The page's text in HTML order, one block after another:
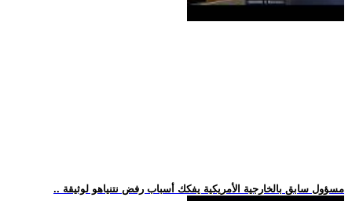
.. مسؤول سابق بالخارجية الأمريكية يفكك أسباب رفض نتنياهو لوثيقة